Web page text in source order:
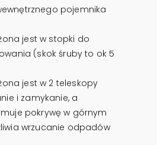
pojemnika
jest w stopki do
(skok śruby to ok 5
jest w 2 teleskopy
i zamykanie, a
pokrywę w górnym
wrzucanie odpadów